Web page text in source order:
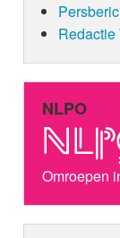
Redactie
NLPO
Omroepen